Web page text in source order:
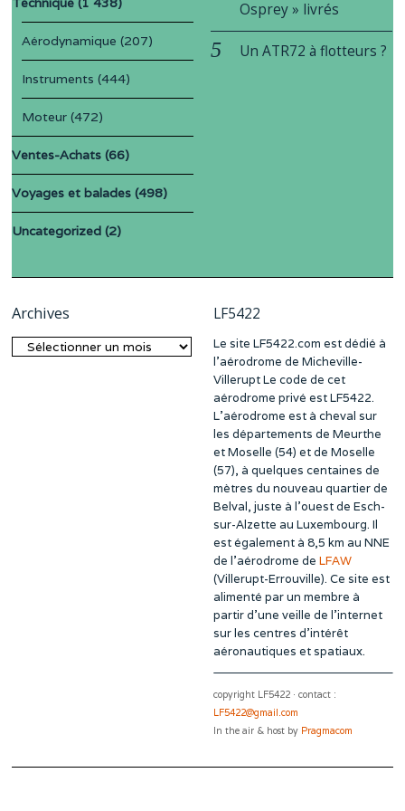
Aérodynamique (207)
Instruments (444)
Moteur (472)
Ventes-Achats (66)
Voyages et balades (498)
Uncategorized (2)
Osprey » livrés
Un ATR72 à flotteurs ?
Archives
Archives
LF5422
Le site LF5422.com est dédié à
l’aérodrome de Micheville-
Villerupt Le code de cet
aérodrome privé est LF5422.
L’aérodrome est à cheval sur
les départements de Meurthe
et Moselle (54) et de Moselle
(57), à quelques centaines de
mètres du nouveau quartier de
Belval, juste à l’ouest de Esch-
sur-Alzette au Luxembourg. Il
est également à 8,5 km au NNE
de l’aérodrome de LFAW
(Villerupt-Errouville). Ce site est
alimenté par un membre à
partir d’une veille de l’internet
sur les centres d’intérêt
aéronautiques et spatiaux.
copyright LF5422 · contact :
LF5422@gmail.com
In the air & host by Pragmacom